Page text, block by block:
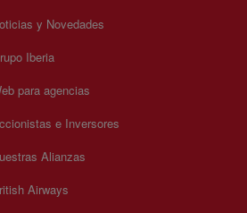
y Novedades
Iberia
para agencias
e Inversores
Alianzas
Airways